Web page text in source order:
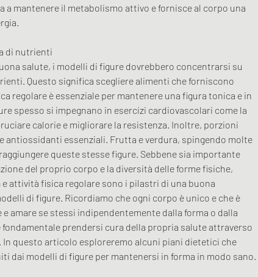
a mantenere il metabolismo attivo e fornisce al corpo una
di nutrienti
salute, i modelli di figure dovrebbero concentrarsi su
Questo significa scegliere alimenti che forniscono
regolare è essenziale per mantenere una figura tonica e in
spesso si impegnano in esercizi cardiovascolari come la
calorie e migliorare la resistenza. Inoltre, porzioni
antiossidanti essenziali. Frutta e verdura, spingendo molte
queste stesse figure. Sebbene sia importante
del proprio corpo e la diversità delle forme fisiche,
attività fisica regolare sono i pilastri di una buona
di figure. Ricordiamo che ogni corpo è unico e che è
amare se stessi indipendentemente dalla forma o dalla
fondamentale prendersi cura della propria salute attraverso
In questo articolo esploreremo alcuni piani dietetici che
dai modelli di figure per mantenersi in forma in modo sano.